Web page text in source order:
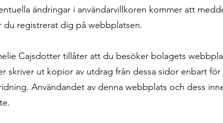
ändringar i användarvillkoren kommer att
du registrerat dig på webbplatsen.
Cajsdotter tillåter att du besöker bolagets
skriver ut kopior av utdrag från dessa sidor enbart
Användandet av denna webbplats och dess